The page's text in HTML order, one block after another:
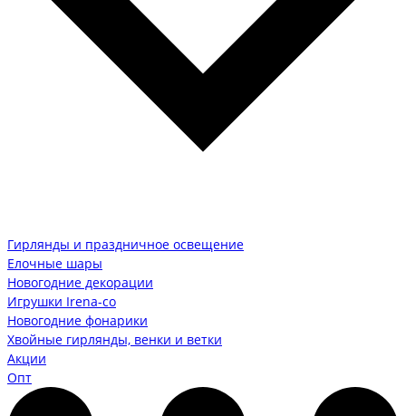
Гирлянды и праздничное освещение
Елочные шары
Новогодние декорации
Игрушки Irena-co
Новогодние фонарики
Хвойные гирлянды, венки и ветки
Акции
Опт